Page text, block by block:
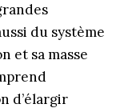
du système
et sa masse
d’élargir